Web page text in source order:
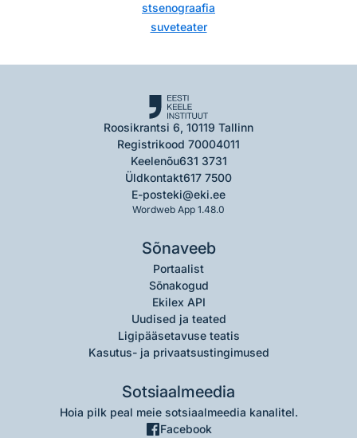
stsenograafia
suveteater
Roosikrantsi 6, 10119 Tallinn
Registrikood 70004011
Keelenõu631 3731
Üldkontakt617 7500
E-posteki@eki.ee
Wordweb App 1.48.0
Sõnaveeb
Portaalist
Sõnakogud
Ekilex API
Uudised ja teated
Ligipääsetavuse teatis
Kasutus- ja privaatsustingimused
Sotsiaalmeedia
Hoia pilk peal meie sotsiaalmeedia kanalitel.
Facebook